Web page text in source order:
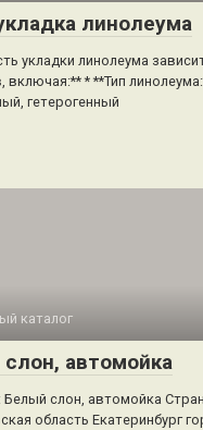
линолеума
укладки линолеума
включая:** * **Тип
гетерогенный
каталог
автомойка
Белый слон, автомойка
область Екатеринбург